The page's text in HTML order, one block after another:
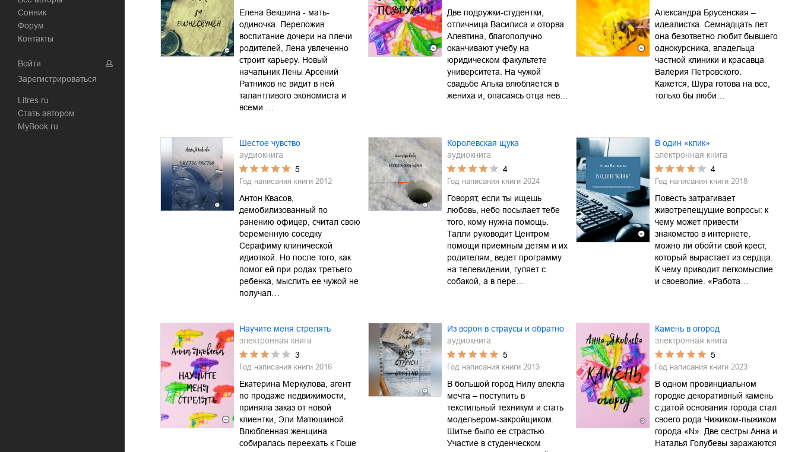
Сонник
Форум
Контакты
Войти
Зарегистрироваться
Litres.ru
Стать автором
MyBook.ru
Елена Векшина - мать-
одиночка. Переложив
воспитание дочери на плечи
родителей, Лена увлеченно
строит карьеру. Новый
начальник Лены Арсений
Ратников не видит в ней
талантливого экономиста и
всеми …
Две подружки-студентки,
отличница Василиса и оторва
Алевтина, благополучно
оканчивают учебу на
юридическом факультете
университета. На чужой
свадьбе Алька влюбляется в
жениха и, опасаясь отца нев…
Александра Брусенская –
идеалистка. Семнадцать лет
она безответно любит бывшего
однокурсника, владельца
частной клиники и красавца
Валерия Петровского.
Кажется, Шура готова на все,
только бы люби…
Шестое чувство
аудиокнига
5
Год написания книги 2012
Антон Квасов,
демобилизованный по
ранению офицер, считал свою
беременную соседку
Серафиму клинической
идиоткой. Но после того, как
помог ей при родах третьего
ребенка, мыслить ее чужой не
получал…
Королевская щука
аудиокнига
4
Год написания книги 2024
Говорят, если ты ищешь
любовь, небо посылает тебе
того, кому нужна помощь.
Талли руководит Центром
помощи приемным детям и их
родителям, ведет программу
на телевидении, гуляет с
собакой, а в пере…
В один «клик»
электронная книга
4
Год написания книги 2018
Повесть затрагивает
животрепещущие вопросы: к
чему может привести
знакомство в интернете,
можно ли обойти свой крест,
который вырастает из сердца.
К чему приводит легкомыслие
и своеволие. «Работа…
Научите меня стрелять
электронная книга
3
Год написания книги 2016
Екатерина Меркулова, агент
по продаже недвижимости,
приняла заказ от новой
клиентки, Эли Матюшиной.
Влюбленная женщина
собиралась переехать к Гоше
Из ворон в страусы и обратно
аудиокнига
5
Год написания книги 2013
В большой город Нилу влекла
мечта – поступить в
текстильный техникум и стать
модельером-закройщиком.
Шитье было ее страстью.
Участие в студенческом
Камень в огород
электронная книга
5
Год написания книги 2023
В одном провинциальном
городке декоративный камень
с датой основания города стал
своего рода Чижиком-пыжиком
города «N». Две сестры Анна и
Наталья Голубевы заражаются